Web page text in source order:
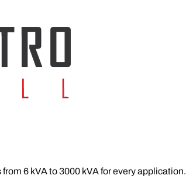
6 kVA to 3000 kVA for every application.